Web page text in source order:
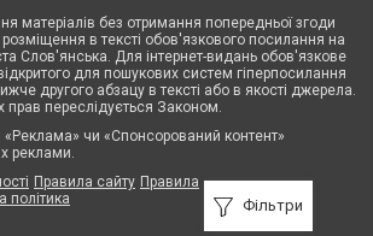
Фільтри
матеріалів без отримання попередньої згоди
в тексті обов'язкового посилання на
Слов'янська. Для інтернет-видань обов'язкове
для пошукових систем гіперпосилання
другого абзацу в тексті або в якості джерела.
прав переслідується Законом.
чи «Спонсорований контент»
реклами.
Правила сайту Правила
політика